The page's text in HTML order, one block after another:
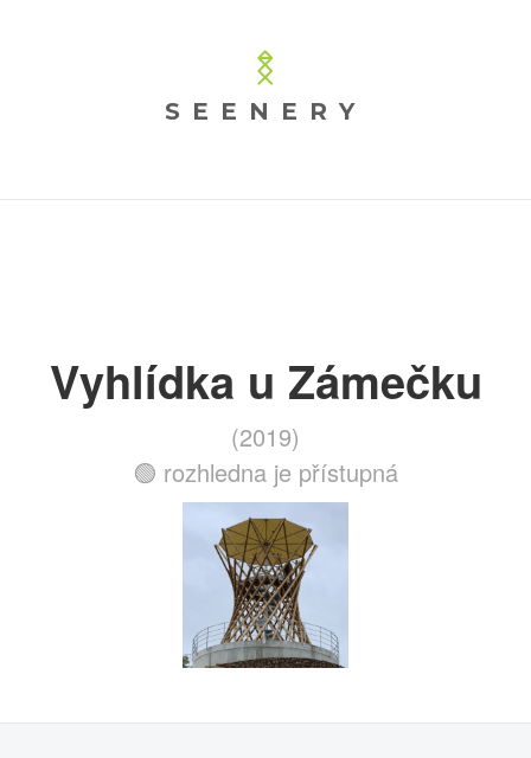
SEENERY
Vyhlídka u Zámečku
(2019)
🟢 rozhledna je přístupná